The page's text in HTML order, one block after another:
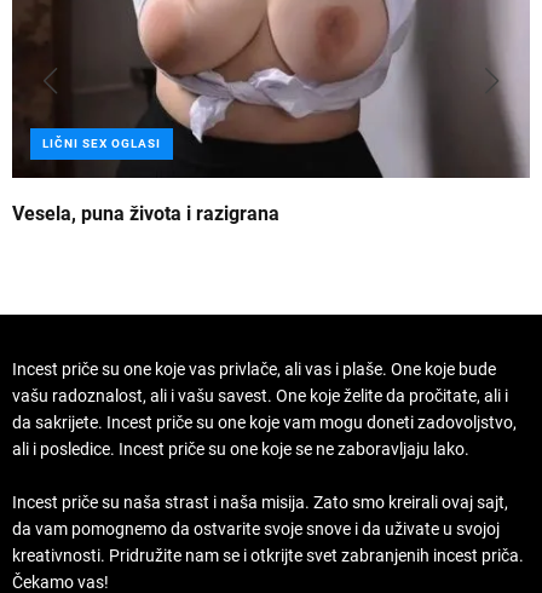
LIČNI SEX OGLASI
Vesela, puna života i razigrana
Incest priče su one koje vas privlače, ali vas i plaše. One koje bude
vašu radoznalost, ali i vašu savest. One koje želite da pročitate, ali i
da sakrijete. Incest priče su one koje vam mogu doneti zadovoljstvo,
ali i posledice. Incest priče su one koje se ne zaboravljaju lako.
Incest priče su naša strast i naša misija. Zato smo kreirali ovaj sajt,
da vam pomognemo da ostvarite svoje snove i da uživate u svojoj
kreativnosti. Pridružite nam se i otkrijte svet zabranjenih incest priča.
Čekamo vas!